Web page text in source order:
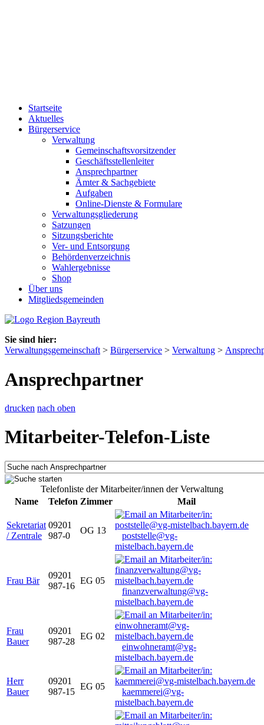
Startseite
Aktuelles
Bürgerservice
Verwaltung
Gemeinschaftsvorsitzender
Geschäftsstellenleiter
Ansprechpartner
Ämter & Sachgebiete
Aufgaben
Online-Dienste & Formulare
Verwaltungsgliederung
Satzungen
Sitzungsberichte
Ver- und Entsorgung
Behördenverzeichnis
Wahlergebnisse
Shop
Über uns
Mitgliedsgemeinden
Sie sind hier:
Verwaltungsgemeinschaft > Bürgerservice > Verwaltung >
Ansprechpartner
drucken nach oben
Mitarbeiter-Telefon-Liste
Telefonliste der Mitarbeiter/innen der Verwaltung
Name
Telefon Zimmer Mail
Sekretariat
/ Zentrale
09201
987-0
OG 13
poststelle@vg-
mistelbach.bayern.de
Frau Bär
09201
987-16
EG 05
finanzverwaltung@vg-
mistelbach.bayern.de
Frau
Bauer
09201
987-28
EG 02
einwohneramt@vg-
mistelbach.bayern.de
Herr
Bauer
09201
987-15
EG 05
kaemmerei@vg-
mistelbach.bayern.de